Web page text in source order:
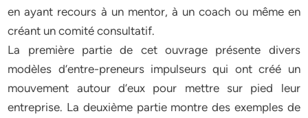
en ayant recours à un mentor, à un coach ou même en
créant un comité consultatif.
La première partie de cet ouvrage présente divers
modèles d’entre-preneurs impulseurs qui ont créé un
mouvement autour d’eux pour mettre sur pied leur
entreprise. La deuxième partie montre des exemples de